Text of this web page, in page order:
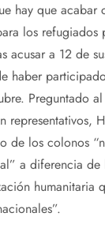
hay que acabar
los refugiados
acusar a 12 de
haber
Preguntado
representativos,
de los colonos
a diferencia de
humanitaria